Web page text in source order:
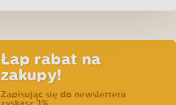
Łap rabat na
zakupy!
Zapisując się do newslettera